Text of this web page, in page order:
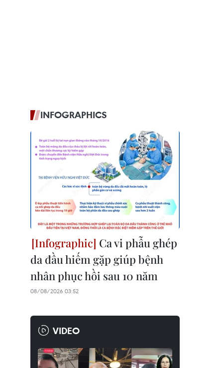
INFOGRAPHICS
Ca vi phẫu ghép
da đầu hiếm gặp giúp bệnh
nhân phục hồi sau 10 năm
08/08/2026 03:52
VIDEO